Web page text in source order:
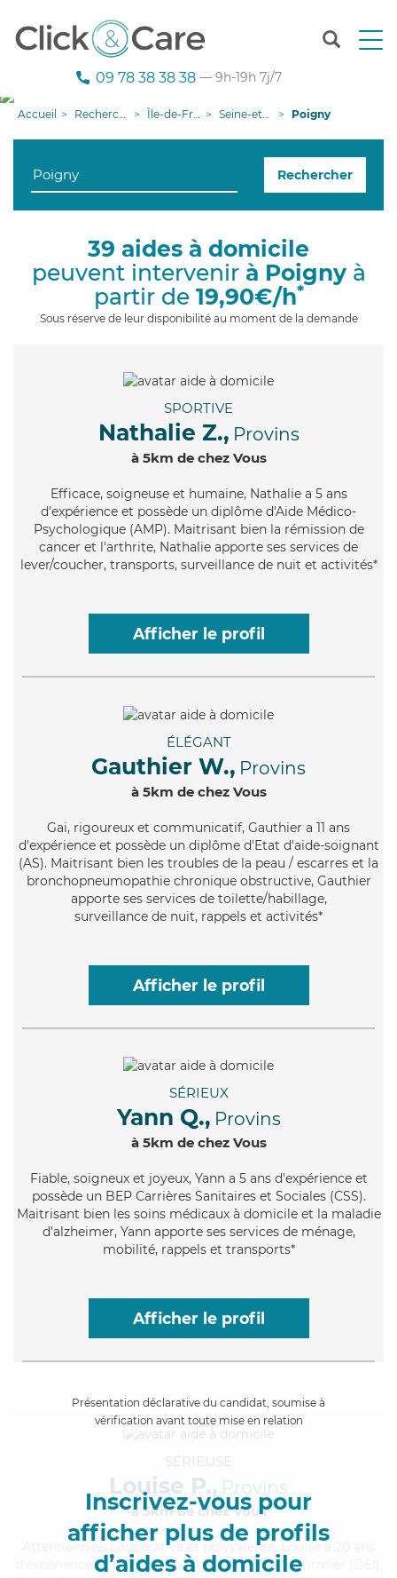
T
n
g
09 78 38 38 38 — 9h-19h 7j/7
Accueil Recherche aide à domicile Île-de-France Seine-et-Marne Poigny
Rechercher
39 aides à domicile
peuvent intervenir à Poignyà
partir de 19,90€/h*
Sous réserve de leur disponibilité au moment de la demande
SPORTIVE
Nathalie Z., Provins
à 5km de chez Vous
Efficace, soigneuse et humaine, Nathalie a 5 ans
d'expérience et possède un diplôme d'Aide Médico-
Psychologique (AMP). Maitrisant bien la rémission de
cancer et l'arthrite, Nathalie apporte ses services de
lever/coucher, transports, surveillance de nuit et activités*
Afficher le profil
ÉLÉGANT
Gauthier W., Provins
à 5km de chez Vous
Gai, rigoureux et communicatif, Gauthier a 11 ans
d'expérience et possède un diplôme d'Etat d'aide-soignant
(AS). Maitrisant bien les troubles de la peau / escarres et la
bronchopneumopathie chronique obstructive, Gauthier
apporte ses services de toilette/habillage,
surveillance de nuit, rappels et activités*
Afficher le profil
SÉRIEUX
Yann Q., Provins
à 5km de chez Vous
Fiable, soigneux et joyeux, Yann a 5 ans d'expérience et
possède un BEP Carrières Sanitaires et Sociales (CSS).
Maitrisant bien les soins médicaux à domicile et la maladie
d'alzheimer, Yann apporte ses services de ménage,
mobilité, rappels et transports*
Afficher le profil
Présentation déclarative du candidat, soumise à
vérification avant toute mise en relation
Inscrivez-vous pour
afficher plus de profils
d’aides à domicile
SÉRIEUSE
Louise P., Provins
à 5km de chez Vous
, coopérative et polyvalente, Louise a 20 ans
d'expérience et possède un diplôme d'Etat d'infirmier (DEI).